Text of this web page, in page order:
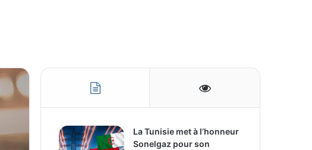
La Tunisie met à l’honneur
Sonelgaz pour son